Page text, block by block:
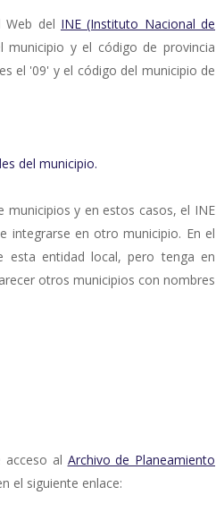
Web del INE (Instituto Nacional de
municipio y el código de provincia
el '09' y el código del municipio de
del municipio.
municipios y en estos casos, el INE
integrarse en otro municipio. En el
esta entidad local, pero tenga en
otros municipios con nombres
acceso al Archivo de Planeamiento
el siguiente enlace: